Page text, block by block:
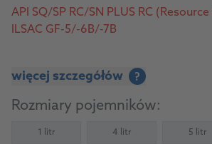
API SQ/SP RC/SN PLUS RC
ILSAC GF-5/-6B/-7B
więcej szczegółów ?
Rozmiary pojemników:
1 litr 4 litr 5 litr